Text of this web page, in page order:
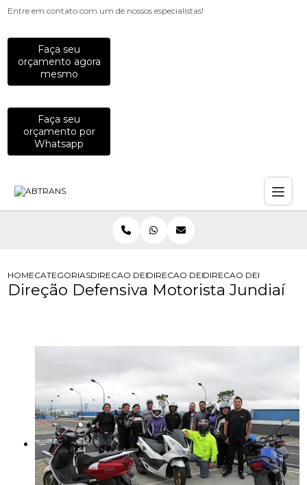
Entre em contato com um de nossos especialistas!
Faça seu
orçamento agora
mesmo
Faça seu
orçamento por
Whatsapp
HOMECATEGORIASDIRECAO DEFENSIVADIRECAO DEFENSIVA CORRETIVA
DIRECAO DEFENSIVA
Direção Defensiva Motorista Jundiaí